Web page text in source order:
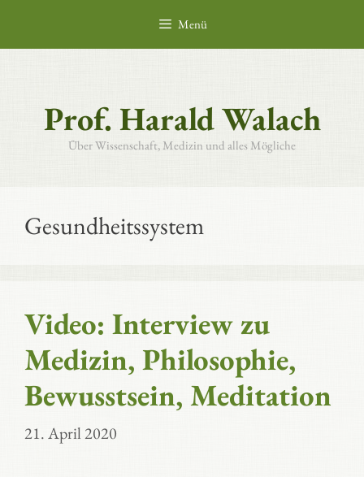
springen
Menü
Prof. Harald Walach
Über Wissenschaft, Medizin und alles Mögliche
Gesundheitssystem
Video: Interview zu
Medizin, Philosophie,
Bewusstsein, Meditation
21. April 2020